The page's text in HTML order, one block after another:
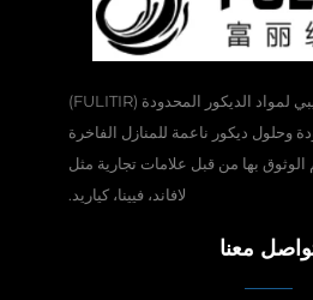
تقدم شركة هانغتشو مييبي لمواد الديكور المحدودة (FULITIR)
وحلول ديكور ناعمة للمنازل الفاخرة
الوثوق بها من قبل علامات تجارية مثل
لافاند، فيينا، كياريد.
معنا